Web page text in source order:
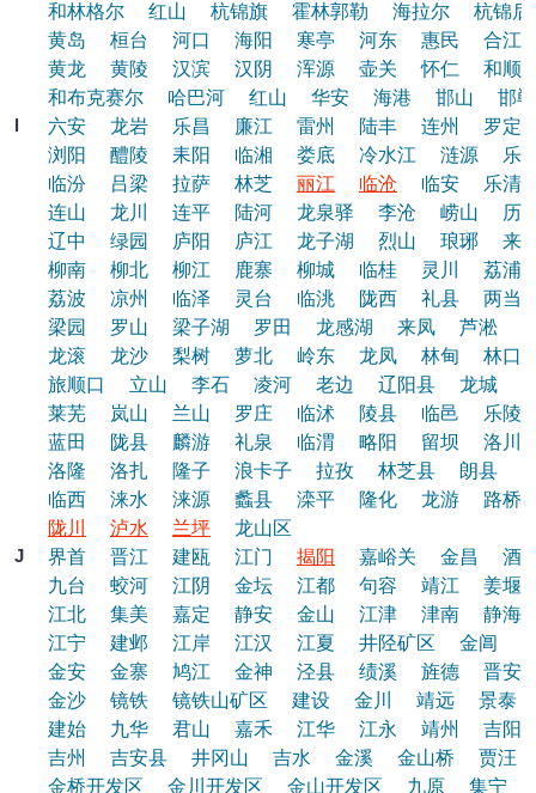
和林格尔
红山 杭锦旗 霍林郭勒 海拉尔
杭锦后
黄岛
桓台 河口 海阳 寒亭 河东 惠民
合江
黄龙
黄陵 汉滨 汉阴 浑源 壶关 怀仁
和顺
和布克赛尔
哈巴河 红山 华安 海港 邯山
邯
l
六安 龙岩 乐昌 廉江 雷州 陆丰 连州
罗定
浏阳
醴陵 耒阳 临湘 娄底 冷水江 涟源
乐
临汾
吕梁 拉萨 林芝 丽江 临沧 临安
乐清
连山
龙川 连平 陆河 龙泉驿 李沧 崂山
历
辽中
绿园 庐阳 庐江 龙子湖 烈山 琅琊
来
柳南
柳北 柳江 鹿寨 柳城 临桂 灵川
荔浦
荔波
凉州 临泽 灵台 临洮 陇西 礼县
两当
梁园
罗山 梁子湖 罗田 龙感湖 来凤 芦淞
龙滚
龙沙 梨树 萝北 岭东 龙凤 林甸
林口
旅顺口
立山 李石 凌河 老边 辽阳县 龙城
莱芜
岚山 兰山 罗庄 临沭 陵县 临邑
乐陵
蓝田
陇县 麟游 礼泉 临渭 略阳 留坝
洛川
洛隆
洛扎 隆子 浪卡子 拉孜 林芝县 朗县
临西
涞水 涞源 蠡县 滦平 隆化 龙游
路桥
陇川
泸水 兰坪
龙山区
J
界首 晋江 建瓯 江门 揭阳 嘉峪关 金昌
酒
九台
蛟河 江阴 金坛 江都 句容 靖江
姜堰
江北
集美 嘉定 静安 金山 江津 津南
静海
江宁
建邺 江岸 江汉 江夏 井陉矿区 金阊
金安
金寨 鸠江 金神 泾县 绩溪 旌德
晋安
金沙
镜铁 镜铁山矿区 建设 金川 靖远
景泰
建始
九华 君山 嘉禾 江华 江永 靖州
吉阳
吉州
吉安县 井冈山 吉水 金溪 金山桥
贾汪
金桥开发区
金川开发区 金山开发区 九原 集宁